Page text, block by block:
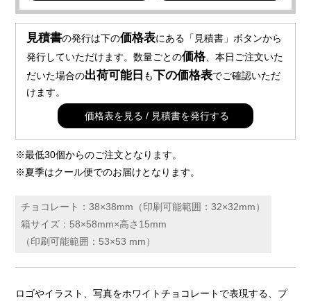
見積書の発行は下の価格表にある「見積書」ボタンから
発行していただけます。数量ごとの価格、本日ご注文いた
だいた場合の出荷可能日 も下の価格表でご確認いただ
けます。
価格表を見る / 見積書を発行する
※最低30個からのご注文となります。
※夏季はクール便でのお届けとなります。
チョコレート：38×38mm（印刷可能範囲：32×32mm）
箱サイズ：58×58mm×高さ15mm
（印刷可能範囲：53×53 mm）
ロゴやイラスト、写真をホワイトチョコレートで表現する、プ